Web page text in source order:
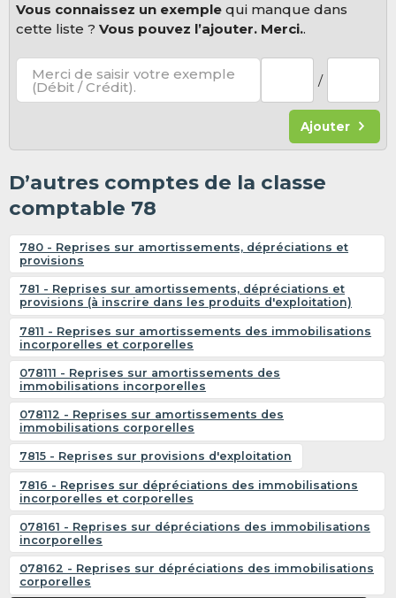
Vous connaissez un exemple qui manque dans
cette liste ?Vous pouvez l’ajouter. Merci..
Merci de saisir votre exemple
(Débit / Crédit). /
Ajouter
D’autres comptes de la classe
comptable 78
780 - Reprises sur amortissements, dépréciations et
provisions
781 - Reprises sur amortissements, dépréciations et
provisions (à inscrire dans les produits d'exploitation)
7811 - Reprises sur amortissements des immobilisations
incorporelles et corporelles
078111 - Reprises sur amortissements des
immobilisations incorporelles
078112 - Reprises sur amortissements des
immobilisations corporelles
7815 - Reprises sur provisions d'exploitation
7816 - Reprises sur dépréciations des immobilisations
incorporelles et corporelles
078161 - Reprises sur dépréciations des immobilisations
incorporelles
078162 - Reprises sur dépréciations des immobilisations
corporelles